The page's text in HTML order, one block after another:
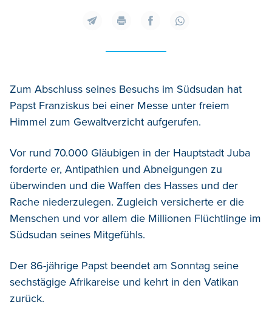
Zum Abschluss seines Besuchs im Südsudan hat
Papst Franziskus bei einer Messe unter freiem
Himmel zum Gewaltverzicht aufgerufen.
Vor rund 70.000 Gläubigen in der Hauptstadt Juba
forderte er, Antipathien und Abneigungen zu
überwinden und die Waffen des Hasses und der
Rache niederzulegen. Zugleich versicherte er die
Menschen und vor allem die Millionen Flüchtlinge im
Südsudan seines Mitgefühls.
Der 86-jährige Papst beendet am Sonntag seine
sechstägige Afrikareise und kehrt in den Vatikan
zurück.